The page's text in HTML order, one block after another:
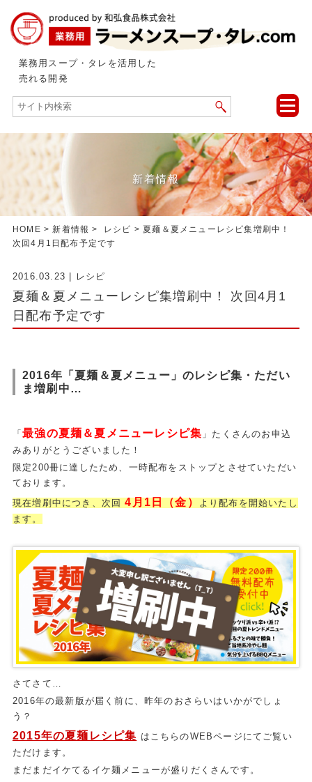
業務用スープ・タレを活用した
売れる開発
toggle
新着情報
HOME >新着情報 > レシピ > 夏麺＆夏メニューレシピ集増刷中！
次回4月1日配布予定です
2016.03.23 | レシピ
夏麺＆夏メニューレシピ集増刷中！ 次回4月1
日配布予定です
2016年「夏麺＆夏メニュー」のレシピ集・ただい
ま増刷中…
「最強の夏麺＆夏メニューレシピ集 」たくさんのお申込
みありがとうございました！
限定200冊に達したため、一時配布をストップとさせていただい
ております。
現在増刷中につき、次回4月1日（金）
より配布を開始いたし
ます。
さてさて…
2016年の最新版が届く前に、昨年のおさらいはいかがでしょ
う？
2015年の夏麺レシピ集 はこちらのWEBページにてご覧い
ただけます。
まだまだイケてるイケ麺メニューが盛りだくさんです。